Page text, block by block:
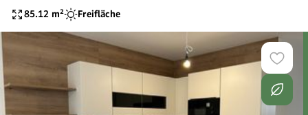
85.12 m² Freifläche